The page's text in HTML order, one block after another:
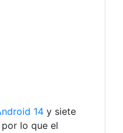
14 y siete
lo que el